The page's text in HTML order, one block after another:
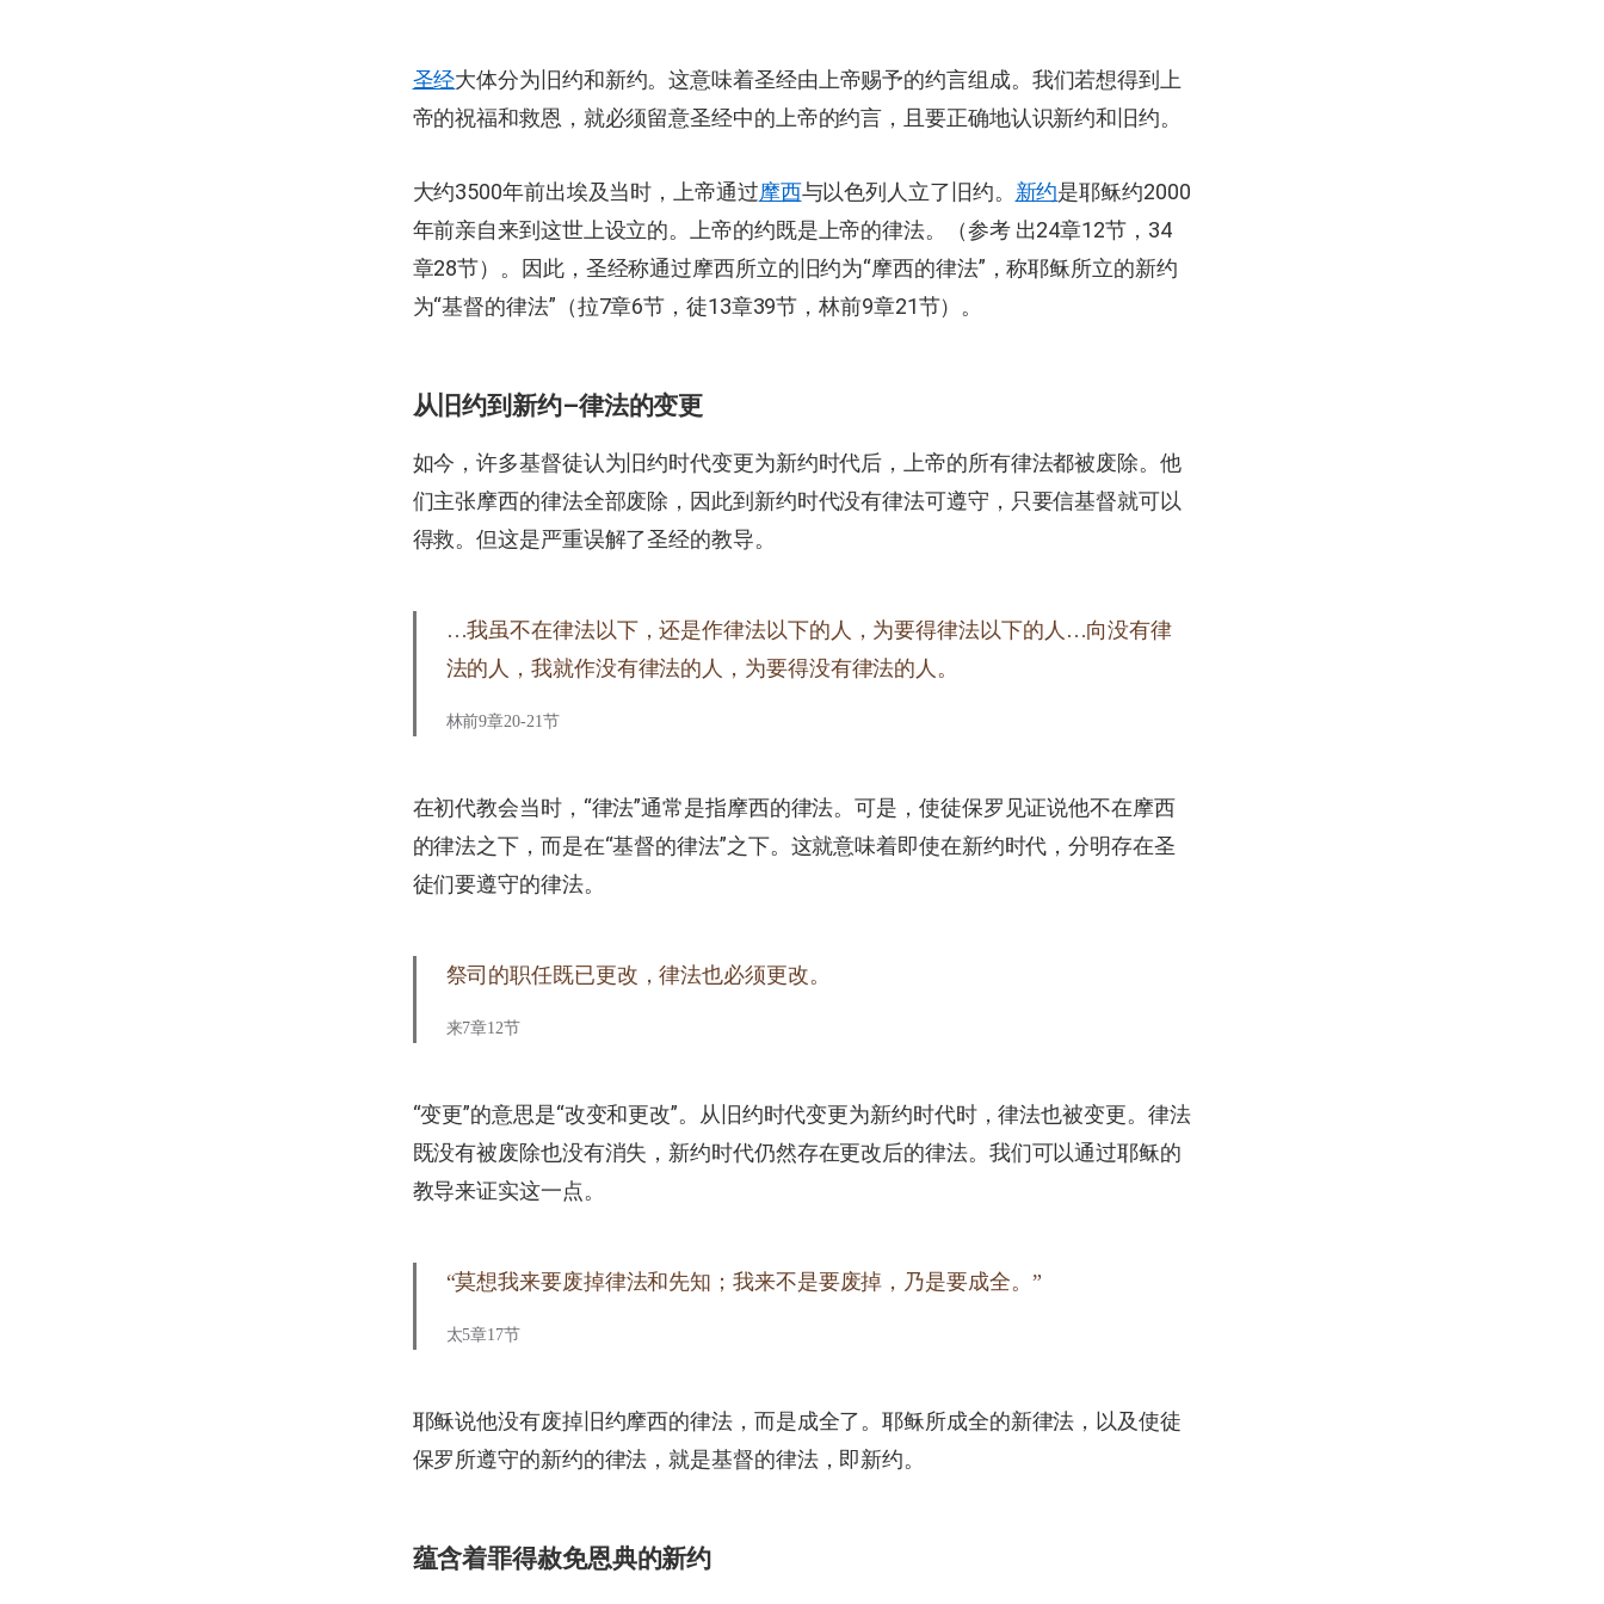
圣经大体分为旧约和新约。这意味着圣经由上帝赐予的约言组成。我们若想得到上
帝的祝福和救恩，就必须留意圣经中的上帝的约言，且要正确地认识新约和旧约。
大约3500年前出埃及当时，上帝通过摩西与以色列人立了旧约。 新约是耶稣约2000
年前亲自来到这世上设立的。上帝的约既是上帝的律法。（参考 出24章12节，34
章28节）。因此，圣经称通过摩西所立的旧约为“摩西的律法”，称耶稣所立的新约
为“基督的律法”（拉7章6节，徒13章39节，林前9章21节）。
从旧约到新约–律法的变更
如今，许多基督徒认为旧约时代变更为新约时代后，上帝的所有律法都被废除。他
们主张摩西的律法全部废除，因此到新约时代没有律法可遵守，只要信基督就可以
得救。但这是严重误解了圣经的教导。
…我虽不在律法以下，还是作律法以下的人，为要得律法以下的人…向没有律
法的人，我就作没有律法的人，为要得没有律法的人。
林前9章20-21节
在初代教会当时，“律法”通常是指摩西的律法。可是，使徒保罗见证说他不在摩西
的律法之下，而是在“基督的律法”之下。这就意味着即使在新约时代，分明存在圣
徒们要遵守的律法。
祭司的职任既已更改，律法也必须更改。
来7章12节
“变更”的意思是“改变和更改”。从旧约时代变更为新约时代时，律法也被变更。律法
既没有被废除也没有消失，新约时代仍然存在更改后的律法。我们可以通过耶稣的
教导来证实这一点。
“莫想我来要废掉律法和先知；我来不是要废掉，乃是要成全。”
太5章17节
耶稣说他没有废掉旧约摩西的律法，而是成全了。耶稣所成全的新律法，以及使徒
保罗所遵守的新约的律法，就是基督的律法，即新约。
蕴含着罪得赦免恩典的新约